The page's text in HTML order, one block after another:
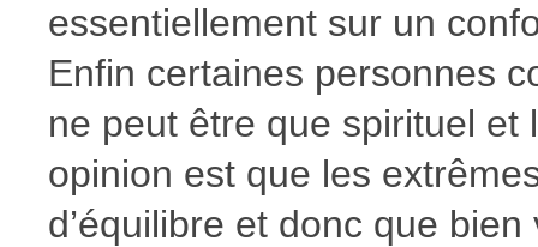
essentiellement sur un
Enfin certaines personnes
ne peut être que spirituel et
opinion est que les
d’équilibre et donc que